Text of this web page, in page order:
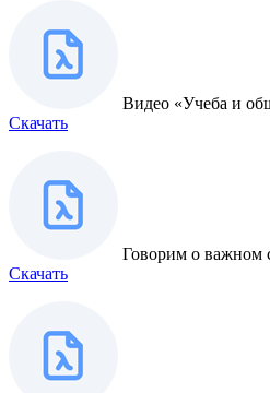
Видео «Учеба и
Скачать
Говорим о важном
Скачать